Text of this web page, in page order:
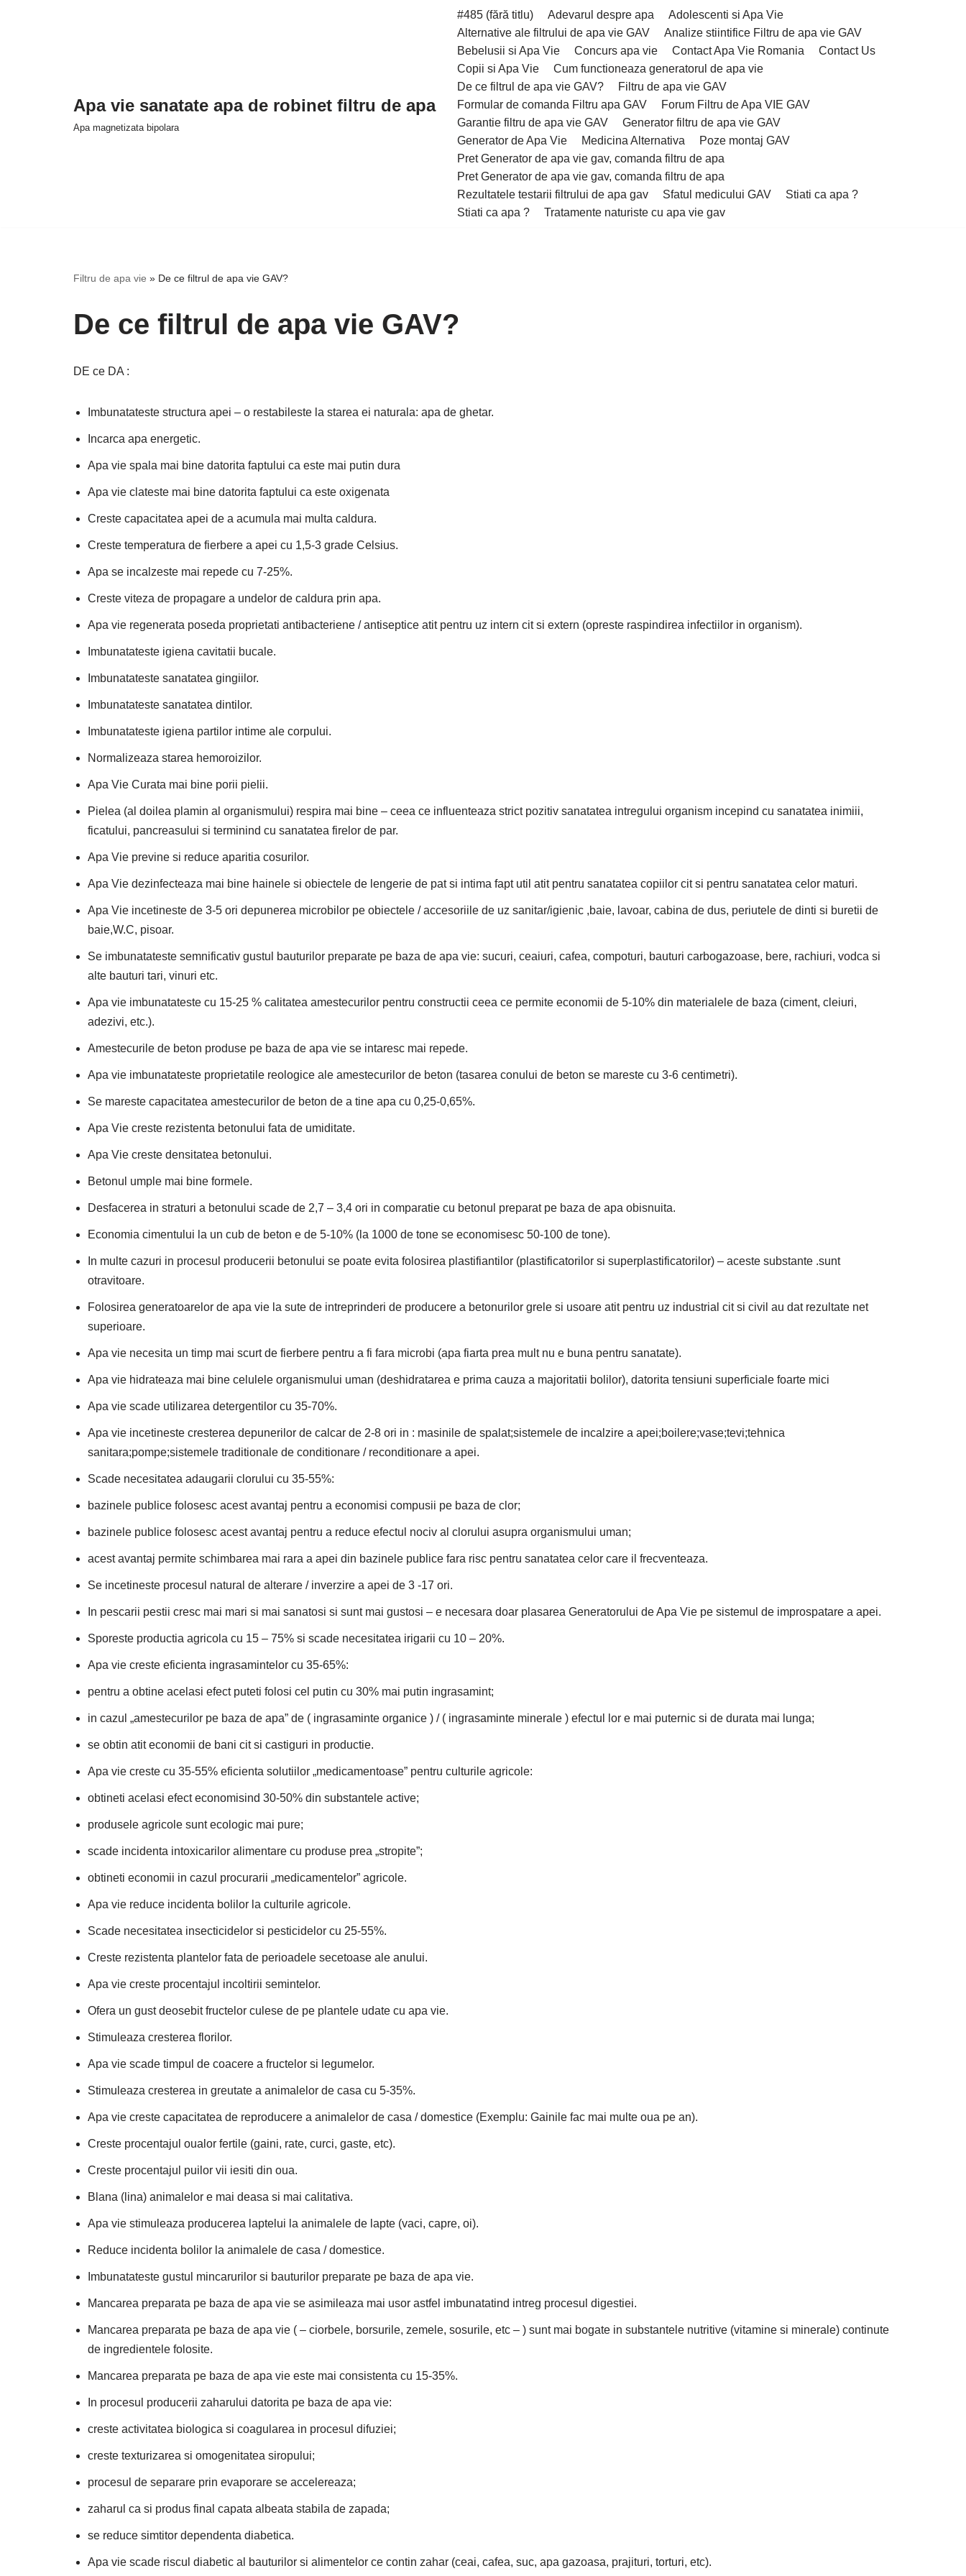
Apa vie sanatate apa de robinet filtru de apa
Apa magnetizata bipolara
#485 (fără titlu) Adevarul despre apa
Adolescenti si Apa Vie
Alternative ale filtrului de apa vie GAV
Analize stiintifice Filtru de apa vie GAV
Bebelusii si Apa Vie
Concurs apa vie Contact Apa Vie Romania
Contact Us
Copii si Apa Vie
Cum functioneaza generatorul de apa vie
De ce filtrul de apa vie GAV?
Filtru de apa vie GAV
Formular de comanda Filtru apa GAV
Forum Filtru de Apa VIE GAV
Garantie filtru de apa vie GAV
Generator filtru de apa vie GAV
Generator de Apa Vie
Medicina Alternativa
Poze montaj GAV
Pret Generator de apa vie gav, comanda filtru de apa
Pret Generator de apa vie gav, comanda filtru de apa
Rezultatele testarii filtrului de apa gav
Sfatul medicului GAV
Stiati ca apa ?
Stiati ca apa ?
Tratamente naturiste cu apa vie gav
Filtru de apa vie » De ce filtrul de apa vie GAV?
De ce filtrul de apa vie GAV?
DE ce DA :
Imbunatateste structura apei – o restabileste la starea ei naturala: apa de ghetar.
Incarca apa energetic.
Apa vie spala mai bine datorita faptului ca este mai putin dura
Apa vie clateste mai bine datorita faptului ca este oxigenata
Creste capacitatea apei de a acumula mai multa caldura.
Creste temperatura de fierbere a apei cu 1,5-3 grade Celsius.
Apa se incalzeste mai repede cu 7-25%.
Creste viteza de propagare a undelor de caldura prin apa.
Apa vie regenerata poseda proprietati antibacteriene / antiseptice atit pentru uz intern cit si extern (opreste raspindirea infectiilor in organism).
Imbunatateste igiena cavitatii bucale.
Imbunatateste sanatatea gingiilor.
Imbunatateste sanatatea dintilor.
Imbunatateste igiena partilor intime ale corpului.
Normalizeaza starea hemoroizilor.
Apa Vie Curata mai bine porii pielii.
Pielea (al doilea plamin al organismului) respira mai bine – ceea ce influenteaza strict pozitiv sanatatea intregului organism incepind cu sanatatea inimiii,
ficatului, pancreasului si terminind cu sanatatea firelor de par.
Apa Vie previne si reduce aparitia cosurilor.
Apa Vie dezinfecteaza mai bine hainele si obiectele de lengerie de pat si intima fapt util atit pentru sanatatea copiilor cit si pentru sanatatea celor maturi.
Apa Vie incetineste de 3-5 ori depunerea microbilor pe obiectele / accesoriile de uz sanitar/igienic ,baie, lavoar, cabina de dus, periutele de dinti si buretii de
baie,W.C, pisoar.
Se imbunatateste semnificativ gustul bauturilor preparate pe baza de apa vie: sucuri, ceaiuri, cafea, compoturi, bauturi carbogazoase, bere, rachiuri, vodca si
alte bauturi tari, vinuri etc.
Apa vie imbunatateste cu 15-25 % calitatea amestecurilor pentru constructii ceea ce permite economii de 5-10% din materialele de baza (ciment, cleiuri,
adezivi, etc.).
Amestecurile de beton produse pe baza de apa vie se intaresc mai repede.
Apa vie imbunatateste proprietatile reologice ale amestecurilor de beton (tasarea conului de beton se mareste cu 3-6 centimetri).
Se mareste capacitatea amestecurilor de beton de a tine apa cu 0,25-0,65%.
Apa Vie creste rezistenta betonului fata de umiditate.
Apa Vie creste densitatea betonului.
Betonul umple mai bine formele.
Desfacerea in straturi a betonului scade de 2,7 – 3,4 ori in comparatie cu betonul preparat pe baza de apa obisnuita.
Economia cimentului la un cub de beton e de 5-10% (la 1000 de tone se economisesc 50-100 de tone).
In multe cazuri in procesul producerii betonului se poate evita folosirea plastifiantilor (plastificatorilor si superplastificatorilor) – aceste substante .sunt
otravitoare.
Folosirea generatoarelor de apa vie la sute de intreprinderi de producere a betonurilor grele si usoare atit pentru uz industrial cit si civil au dat rezultate net
superioare.
Apa vie necesita un timp mai scurt de fierbere pentru a fi fara microbi (apa fiarta prea mult nu e buna pentru sanatate).
Apa vie hidrateaza mai bine celulele organismului uman (deshidratarea e prima cauza a majoritatii bolilor), datorita tensiuni superficiale foarte mici
Apa vie scade utilizarea detergentilor cu 35-70%.
Apa vie incetineste cresterea depunerilor de calcar de 2-8 ori in : masinile de spalat;sistemele de incalzire a apei;boilere;vase;tevi;tehnica
sanitara;pompe;sistemele traditionale de conditionare / reconditionare a apei.
Scade necesitatea adaugarii clorului cu 35-55%:
bazinele publice folosesc acest avantaj pentru a economisi compusii pe baza de clor;
bazinele publice folosesc acest avantaj pentru a reduce efectul nociv al clorului asupra organismului uman;
acest avantaj permite schimbarea mai rara a apei din bazinele publice fara risc pentru sanatatea celor care il frecventeaza.
Se incetineste procesul natural de alterare / inverzire a apei de 3 -17 ori.
In pescarii pestii cresc mai mari si mai sanatosi si sunt mai gustosi – e necesara doar plasarea Generatorului de Apa Vie pe sistemul de improspatare a apei.
Sporeste productia agricola cu 15 – 75% si scade necesitatea irigarii cu 10 – 20%.
Apa vie creste eficienta ingrasamintelor cu 35-65%:
pentru a obtine acelasi efect puteti folosi cel putin cu 30% mai putin ingrasamint;
in cazul „amestecurilor pe baza de apa” de ( ingrasaminte organice ) / ( ingrasaminte minerale ) efectul lor e mai puternic si de durata mai lunga;
se obtin atit economii de bani cit si castiguri in productie.
Apa vie creste cu 35-55% eficienta solutiilor „medicamentoase” pentru culturile agricole:
obtineti acelasi efect economisind 30-50% din substantele active;
produsele agricole sunt ecologic mai pure;
scade incidenta intoxicarilor alimentare cu produse prea „stropite”;
obtineti economii in cazul procurarii „medicamentelor” agricole.
Apa vie reduce incidenta bolilor la culturile agricole.
Scade necesitatea insecticidelor si pesticidelor cu 25-55%.
Creste rezistenta plantelor fata de perioadele secetoase ale anului.
Apa vie creste procentajul incoltirii semintelor.
Ofera un gust deosebit fructelor culese de pe plantele udate cu apa vie.
Stimuleaza cresterea florilor.
Apa vie scade timpul de coacere a fructelor si legumelor.
Stimuleaza cresterea in greutate a animalelor de casa cu 5-35%.
Apa vie creste capacitatea de reproducere a animalelor de casa / domestice (Exemplu: Gainile fac mai multe oua pe an).
Creste procentajul oualor fertile (gaini, rate, curci, gaste, etc).
Creste procentajul puilor vii iesiti din oua.
Blana (lina) animalelor e mai deasa si mai calitativa.
Apa vie stimuleaza producerea laptelui la animalele de lapte (vaci, capre, oi).
Reduce incidenta bolilor la animalele de casa / domestice.
Imbunatateste gustul mincarurilor si bauturilor preparate pe baza de apa vie.
Mancarea preparata pe baza de apa vie se asimileaza mai usor astfel imbunatatind intreg procesul digestiei.
Mancarea preparata pe baza de apa vie ( – ciorbele, borsurile, zemele, sosurile, etc – ) sunt mai bogate in substantele nutritive (vitamine si minerale) continute
de ingredientele folosite.
Mancarea preparata pe baza de apa vie este mai consistenta cu 15-35%.
In procesul producerii zaharului datorita pe baza de apa vie:
creste activitatea biologica si coagularea in procesul difuziei;
creste texturizarea si omogenitatea siropului;
procesul de separare prin evaporare se accelereaza;
zaharul ca si produs final capata albeata stabila de zapada;
se reduce simtitor dependenta diabetica.
Apa vie scade riscul diabetic al bauturilor si alimentelor ce contin zahar (ceai, cafea, suc, apa gazoasa, prajituri, torturi, etc).